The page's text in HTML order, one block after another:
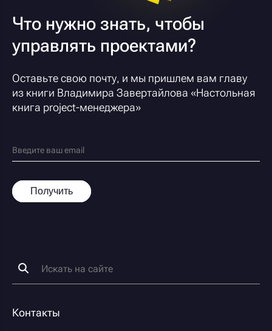
Что нужно знать, чтобы
управлять проектами?
Оставьте свою почту, и мы пришлем вам главу
из книги Владимира Завертайлова «Настольная
книга project-менеджера»
Получить
Контакты